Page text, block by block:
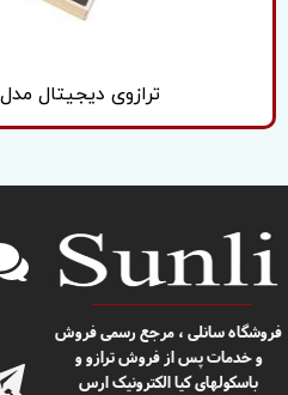
ترازوی دیجیتال مدل kia66_60kg
​​فروشگاه سانلی ، مرجع رسمی فروش
و خدمات پس از فروش ترازو و
باسکولهای کیا الکترونیک ارس